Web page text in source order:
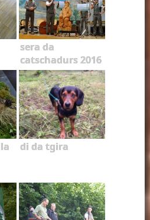
sera da
catschadurs 2016
di da tgira